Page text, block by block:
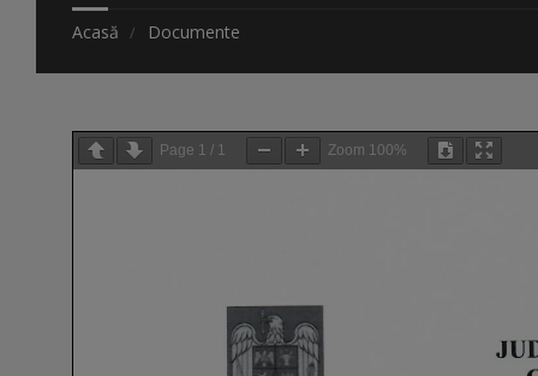
Acasă Documente
Page 1 / 1 Zoom 100%